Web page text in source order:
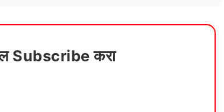
Subscribe करा